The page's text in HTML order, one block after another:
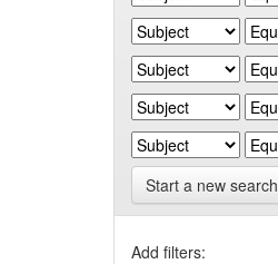
Start a new search
Add filters: